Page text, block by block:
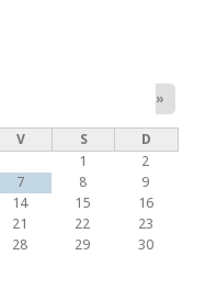
»
V S
D
1
2
7 8
9
14 15
16
21 22
23
28 29
30